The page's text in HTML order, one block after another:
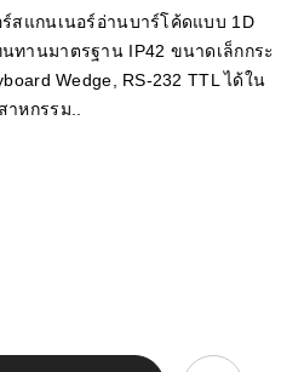
สแกนเนอร์อ่านบาร์โค้ดแบบ 1D
ทานมาตรฐาน IP42 ขนาดเล็กกระ
Wedge, RS-232 TTL ได้ใน
าหกรรม..